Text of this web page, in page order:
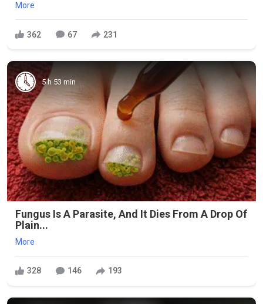
More
362 67 231
5 h 53 min
Fungus Is A Parasite, And It Dies From A Drop Of
Plain...
More
328 146 193